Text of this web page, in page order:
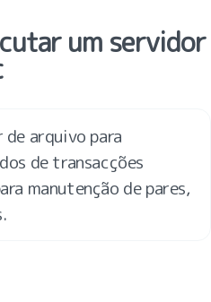
um servidor
arquivo para
de transacções
manutenção de pares,